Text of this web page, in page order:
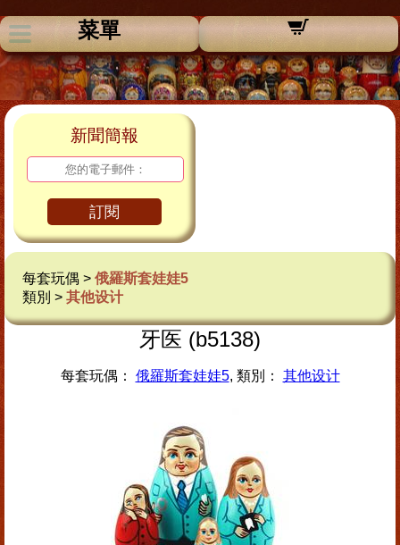
菜單
新聞簡報
訂閱
每套玩偶 > 俄羅斯套娃娃5
類別 > 其他设计
牙医 (b5138)
每套玩偶： 俄羅斯套娃娃5, 類別： 其他设计